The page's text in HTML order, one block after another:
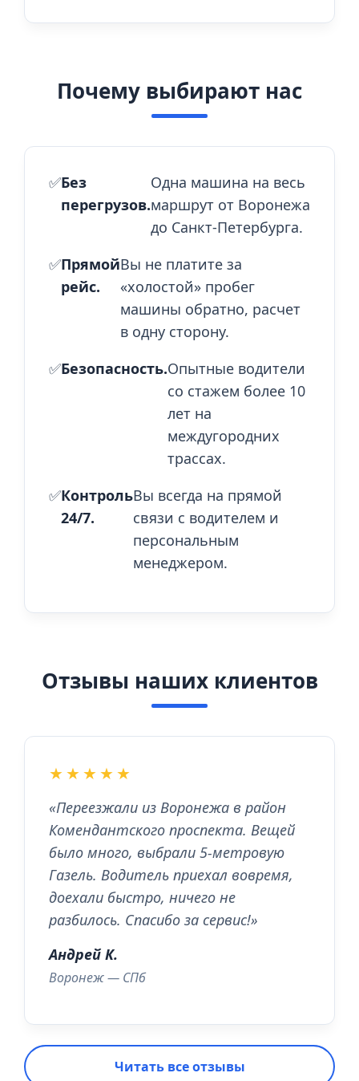
Почему выбирают нас
✅Без
перегрузов.
Одна машина на весь
маршрут от Воронежа
до Санкт-Петербурга.
✅Прямой
рейс.
Вы не платите за
«холостой» пробег
машины обратно, расчет
в одну сторону.
✅Безопасность.Опытные водители
со стажем более 10
лет на
междугородних
трассах.
✅Контроль
24/7.
Вы всегда на прямой
связи с водителем и
персональным
менеджером.
Отзывы наших клиентов
★★★★★
«Переезжали из Воронежа в район
Комендантского проспекта. Вещей
было много, выбрали 5-метровую
Газель. Водитель приехал вовремя,
доехали быстро, ничего не
разбилось. Спасибо за сервис!»
Андрей К.
Воронеж — СПб
Читать все отзывы